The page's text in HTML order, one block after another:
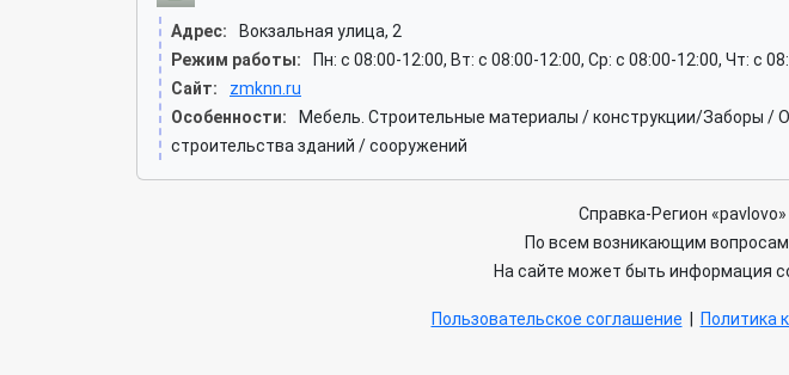
Адрес:
Вокзальная улица, 2
Режим работы:
Пн: c 08:00-12:00, Вт: c 08:00-12:00, Ср: c 08:00-12:00, Чт: c
Сайт:
zmknn.ru
Особенности:
Мебель. Строительные материалы / конструкции/Заборы /
строительства зданий / сооружений
Справка-Регион «pavlovo»
По всем возникающим
На сайте может быть информация
Пользовательское соглашение Политика